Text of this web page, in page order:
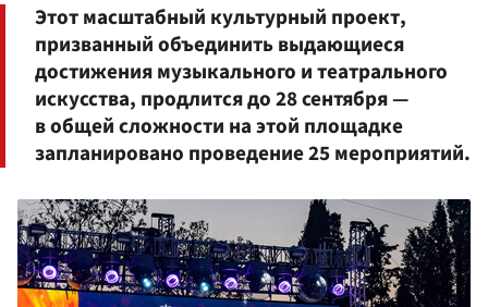
Этот масштабный культурный проект,
призванный объединить выдающиеся
достижения музыкального и театрального
искусства, продлится до 28 сентября —
в общей сложности на этой площадке
запланировано проведение 25 мероприятий.